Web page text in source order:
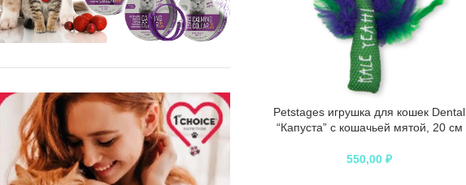
Petstages игрушка для кошек Dental
“Капуста” с кошачьей мятой, 20 см
550,00₽